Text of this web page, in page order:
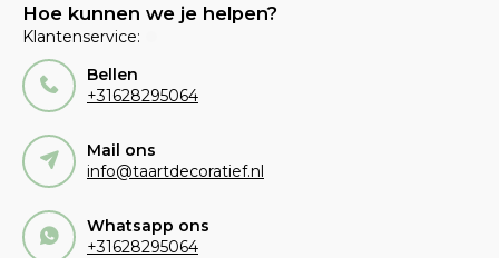
Hoe kunnen we je helpen?
Klantenservice:
Bellen
+31628295064
Mail ons
info@taartdecoratief.nl
Whatsapp ons
+31628295064